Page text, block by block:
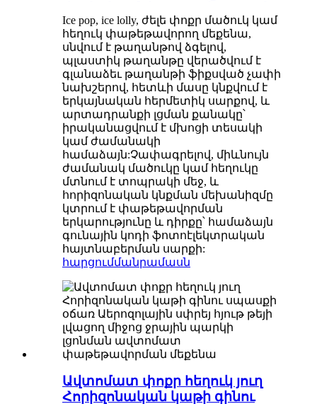
Ice pop, ice lolly, ժելե փոքր մածուկ կամ
հեղուկ փաթեթավորող մեքենա,
սնվում է թաղանթով ձգելով,
պլաստիկ թաղանթը վերածվում է
գլանաձեւ թաղանթի ֆիքսված չափի
նախշերով, հետևի մասը կնքվում է
երկայնական հերմետիկ սարքով, և
արտադրանքի լցման քանակը՝
իրականացվում է մխոցի տեսակի
կամ ժամանակի
համաձայն:Չափագրելով, միևնույն
ժամանակ մածուկը կամ հեղուկը
մտնում է տոպրակի մեջ, և
հորիզոնական կնքման մեխանիզմը
կտրում է փաթեթավորման
երկարությունը և դիրքը՝ համաձայն
գունային կոդի ֆոտոէլեկտրական
հայտնաբերման սարքի:
հարցումմանրամասն
Ավտոմատ փոքր հեղուկ յուղ
Հորիզոնական կաթի գինու